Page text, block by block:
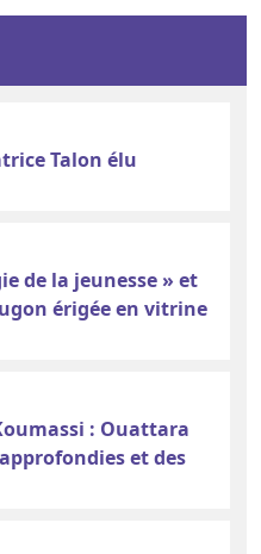
Talon élu
de la jeunesse » et
érigée en vitrine
: Ouattara
et des